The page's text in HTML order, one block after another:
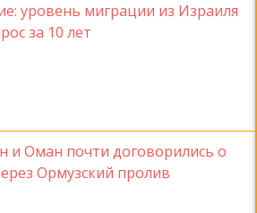
уровень миграции из Израиля
за 10 лет
и Оман почти договорились о
Ормузский пролив